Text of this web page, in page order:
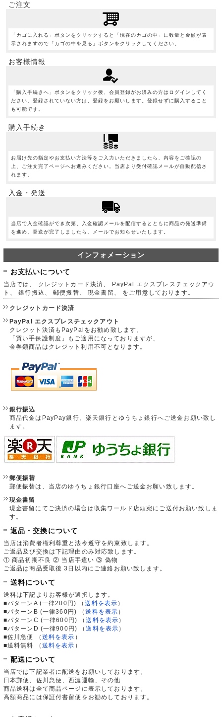
ご注文
「カゴに入れる」ボタンをクリックすると「現在のカゴの中」に数量と金額が表
示されますので「カゴの中を見る」ボタンをクリックしてください。
お客様情報
「購入手続きへ」ボタンをクリック後、会員登録がお済みの方はログインしてく
ださい。登録されていない方は、登録をお願いします。登録せずに購入すること
も可能です。
購入手続き
お届け先の指定やお支払い方法等をご入力いただきましたら、内容をご確認の
上、ご注文完了ページへお進みください。当店より受付確認メールが自動配信さ
れます。
入金・発送
当店で入金確認ができ次第、入金確認メールを配信するとともに商品の発送準備
を進め、発送が完了しましたら、メールでお知らせいたします。
インフォメーション
お支払いについて
当店では、 クレジットカード決済、 PayPal エクスプレスチェックアウ
ト、 銀行振込、 郵便振替、 現金書留、 をご用意しております。
クレジットカード決済
PayPal エクスプレスチェックアウト
クレジット決済もPayPalをお勧め致します。
「買い手保護制度」もご適用になっておりますが、
金券類商品はクレジット利用不可となります。
銀行振込
商品代金はPayPay銀行、楽天銀行とゆうちょ銀行へご送金お願い致し
ます。
郵便振替
郵便振替は、当店のゆうちょ銀行口座へご送金お願い致します。
現金書留
現金書留にてご決済の場合は収集ワールド店頭宛にご送付お願い致しま
す。
返品・交換について
当店は消費者権利尊重と法令遵守を約束致します。
ご返品及び交換は下記理由のみ対応致します。
① 商品初期不良 ② 当店手違い ③ 偽物
ご返品は商品受取後 3日以内にご連絡お願い致します。
送料について
送料は下記よりお客様が選択します。
■パターンA (一律200円)
（送料を表示 ）
■パターンB (一律360円)
（送料を表示 ）
■パターンC (一律600円)
（送料を表示 ）
■パターンD (一律900円)
（送料を表示 ）
■佐川急便
（ 送料を表示 ）
■送料無料
（ 送料を表示 ）
配送について
当店では下記業者に配送をお願いしております。
日本郵便、佐川急便、西濃運輸、その他
商品送料は全て商品ページに表示しております。
高額商品には保証付書留便をお勧めしております。